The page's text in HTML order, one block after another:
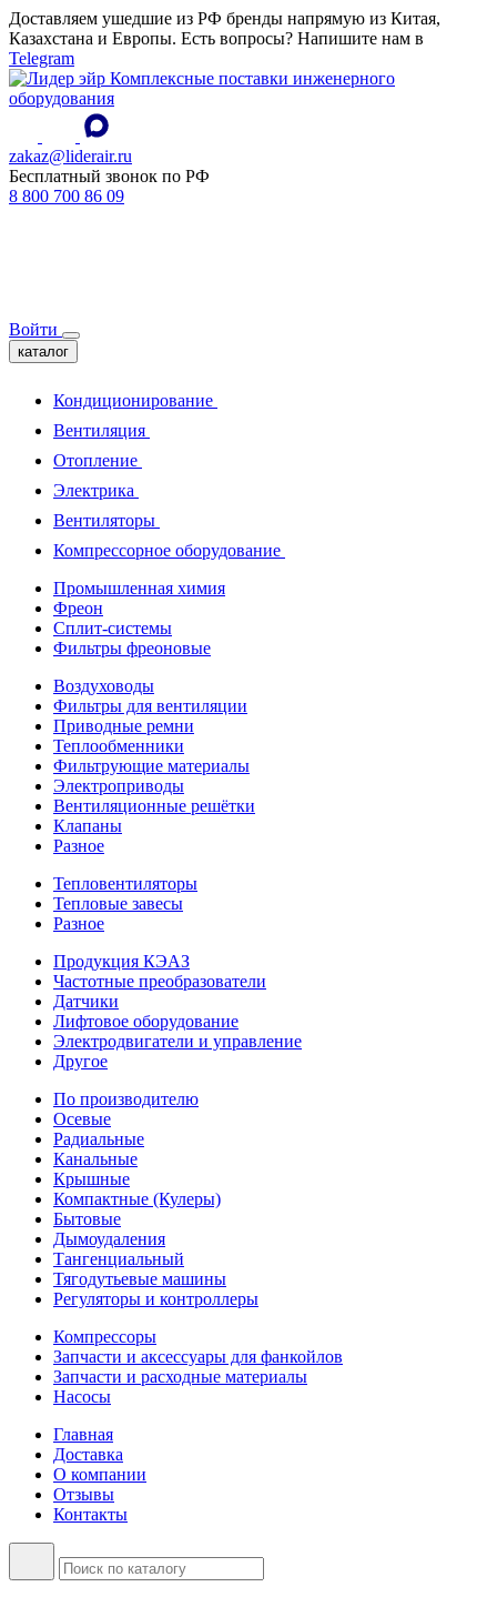
Доставляем ушедшие из РФ бренды напрямую из Китая,
Казахстана и Европы. Есть вопросы? Напишите нам в
Telegram
Комплексные поставки инженерного
оборудования
zakaz@liderair.ru
Бесплатный звонок по РФ
8 800 700 86 09
Войти
каталог
Кондиционирование
Вентиляция
Отопление
Электрика
Вентиляторы
Компрессорное оборудование
Промышленная химия
Фреон
Сплит-системы
Фильтры фреоновые
Воздуховоды
Фильтры для вентиляции
Приводные ремни
Теплообменники
Фильтрующие материалы
Электроприводы
Вентиляционные решётки
Клапаны
Разное
Тепловентиляторы
Тепловые завесы
Разное
Продукция КЭАЗ
Частотные преобразователи
Датчики
Лифтовое оборудование
Электродвигатели и управление
Другое
По производителю
Осевые
Радиальные
Канальные
Крышные
Компактные (Кулеры)
Бытовые
Дымоудаления
Тангенциальный
Тягодутьевые машины
Регуляторы и контроллеры
Компрессоры
Запчасти и аксессуары для фанкойлов
Запчасти и расходные материалы
Насосы
Главная
Доставка
О компании
Отзывы
Контакты